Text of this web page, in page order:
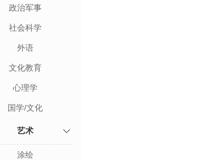
政治军事
社会科学
外语
文化教育
心理学
国学/文化
艺术
涂绘